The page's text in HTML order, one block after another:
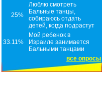
25%
Люблю смотреть
Бальные танцы,
собираюсь отдать
детей, когда подрастут
33.11%
Мой ребенок в
Израиле занимается
Бальными танцами
все опросы